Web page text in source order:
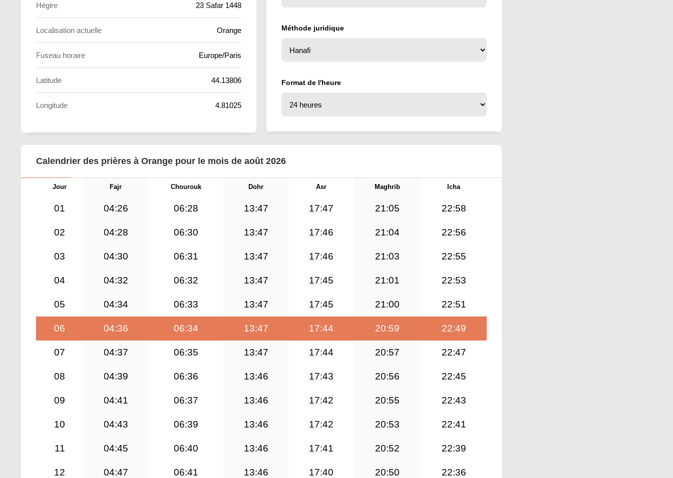
Hégire 23 Safar 1448
Localisation actuelle Orange
Fuseau horaire Europe/Paris
Latitude 44.13806
Longitude 4.81025
Méthode juridique
Format de l'heure
Calendrier des prières à Orange pour le mois de août 2026
Jour Fajr Chourouk Dohr Asr Maghrib Icha
01 04:26 06:28 13:47 17:47 21:05 22:58
02 04:28 06:30 13:47 17:46 21:04 22:56
03 04:30 06:31 13:47 17:46 21:03 22:55
04 04:32 06:32 13:47 17:45 21:01 22:53
05 04:34 06:33 13:47 17:45 21:00 22:51
06 04:36 06:34 13:47 17:44 20:59 22:49
07 04:37 06:35 13:47 17:44 20:57 22:47
08 04:39 06:36 13:46 17:43 20:56 22:45
09 04:41 06:37 13:46 17:42 20:55 22:43
10 04:43 06:39 13:46 17:42 20:53 22:41
11 04:45 06:40 13:46 17:41 20:52 22:39
12 04:47 06:41 13:46 17:40 20:50 22:36